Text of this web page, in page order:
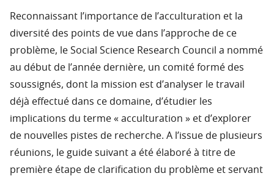
Reconnaissant l’importance de l’acculturation et la
diversité des points de vue dans l’approche de ce
problème, le Social Science Research Council a nommé
au début de l’année dernière, un comité formé des
soussignés, dont la mission est d’analyser le travail
déjà effectué dans ce domaine, d’étudier les
implications du terme « acculturation » et d’explorer
de nouvelles pistes de recherche. A l’issue de plusieurs
réunions, le guide suivant a été élaboré à titre de
première étape de clarification du problème et servant